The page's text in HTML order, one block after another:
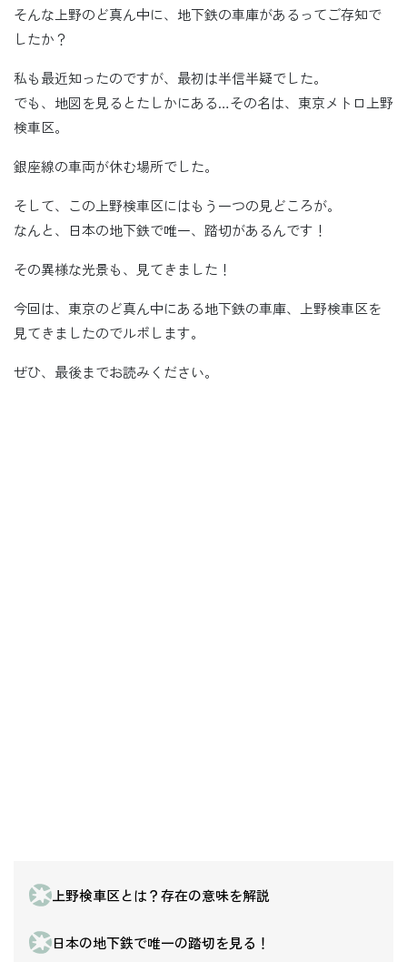
そんな上野のど真ん中に、地下鉄の車庫があるってご存知で
したか？
私も最近知ったのですが、最初は半信半疑でした。
でも、地図を見るとたしかにある…その名は、東京メトロ上野
検車区。
銀座線の車両が休む場所でした。
そして、この上野検車区にはもう一つの見どころが。
なんと、日本の地下鉄で唯一、踏切があるんです！
その異様な光景も、見てきました！
今回は、東京のど真ん中にある地下鉄の車庫、上野検車区を
見てきましたのでルポします。
ぜひ、最後までお読みください。
上野検車区とは？存在の意味を解説
日本の地下鉄で唯一の踏切を見る！